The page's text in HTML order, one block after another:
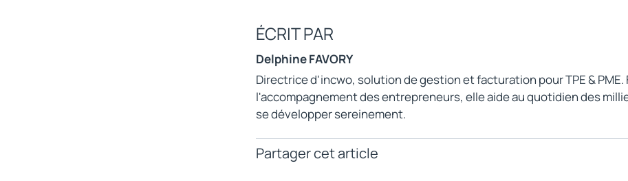
ÉCRIT PAR
Delphine FAVORY
Directrice d'incwo, solution de gestion et facturation pour TPE &
l'accompagnement des entrepreneurs, elle aide au quotidien des
se développer sereinement.
Partager cet article